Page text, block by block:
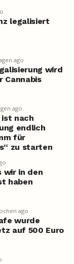
legalisiert
ago
wird
Cannabis
ago
ist nach
endlich
für
zu starten
wir in den
haben
ago
wurde
auf 500 Euro